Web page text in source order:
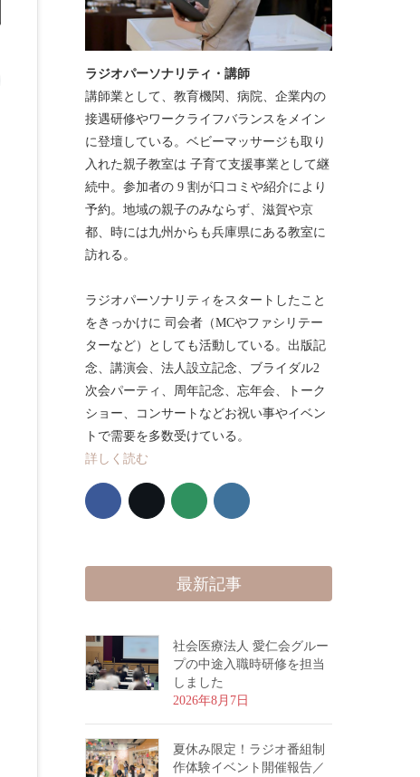
ラジオパーソナリティ・講師
講師業として、教育機関、病院、企業内の
接遇研修やワークライフバランスをメイン
に登壇している。ベビーマッサージも取り
入れた親子教室は 子育て支援事業として継
続中。参加者の 9 割が口コミや紹介により
予約。地域の親子のみならず、滋賀や京
都、時には九州からも兵庫県にある教室に
訪れる。
ラジオパーソナリティをスタートしたこと
をきっかけに 司会者（MCやファシリテー
ターなど）としても活動している。出版記
念、講演会、法人設立記念、ブライダル2
次会パーティ、周年記念、忘年会、トーク
ショー、コンサートなどお祝い事やイベン
トで需要を多数受けている。
詳しく読む
最新記事
社会医療法人 愛仁会グルー
プの中途入職時研修を担当
しました
2026年8月7日
夏休み限定！ラジオ番組制
作体験イベント開催報告／